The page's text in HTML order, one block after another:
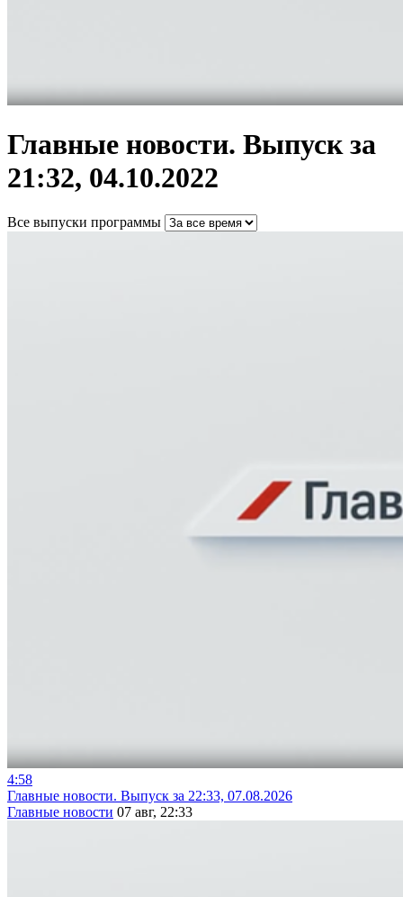
Главные новости. Выпуск за
21:32, 04.10.2022
Все выпуски программы
4:58
Главные новости. Выпуск за 22:33, 07.08.2026
Главные новости 07 авг, 22:33